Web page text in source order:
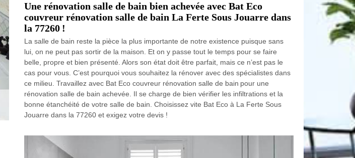
Une rénovation salle de bain bien achevée avec Bat Eco
couvreur rénovation salle de bain La Ferte Sous Jouarre dans
la 77260 !
La salle de bain reste la pièce la plus importante de notre existence puisque sans
lui, on ne peut pas sortir de la maison. Et on y passe tout le temps pour se faire
belle, propre et bien présenté. Alors son état doit être parfait, mais ce n’est pas le
cas pour vous. C’est pourquoi vous souhaitez la rénover avec des spécialistes dans
ce milieu. Travaillez avec Bat Eco couvreur rénovation salle de bain pour une
rénovation salle de bain achevée. Il se charge de bien vérifier les infiltrations et la
bonne étanchéité de votre salle de bain. Choisissez vite Bat Eco à La Ferte Sous
Jouarre dans la 77260 et exigez votre devis !